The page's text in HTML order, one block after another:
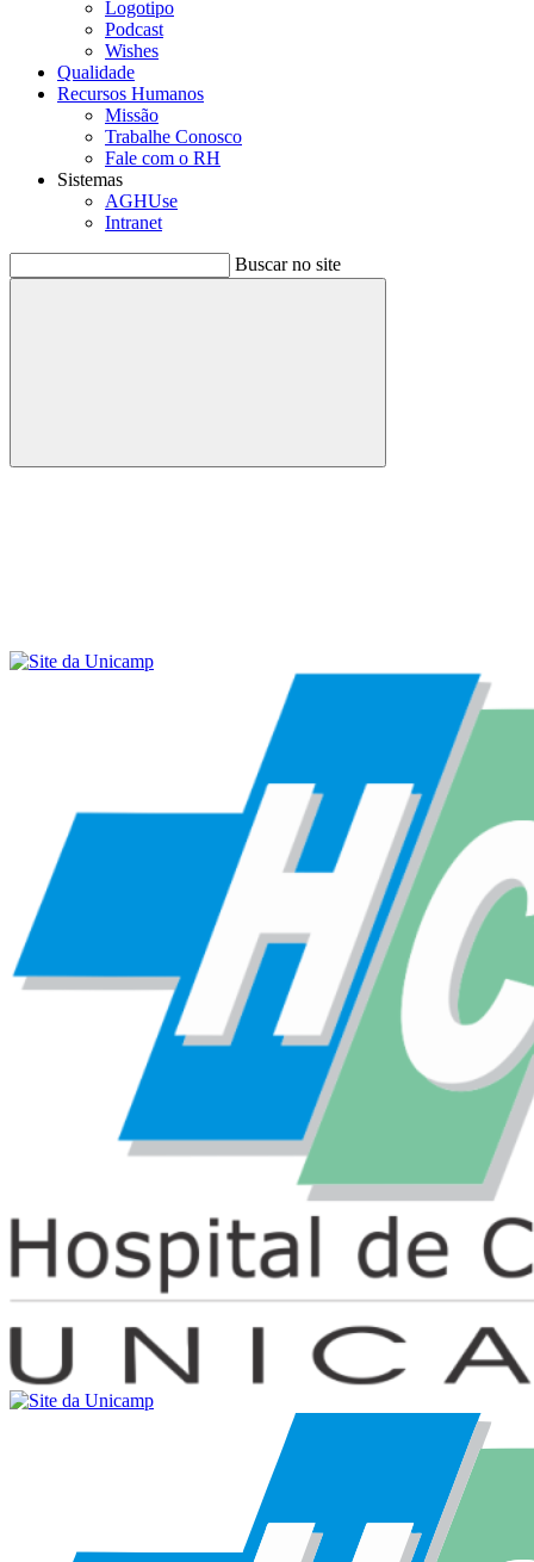
Logotipo
Podcast
Wishes
Qualidade
Recursos Humanos
Missão
Trabalhe Conosco
Fale com o RH
Sistemas
AGHUse
Intranet
Buscar no site
Buscar